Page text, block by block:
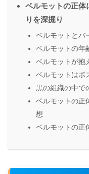
ベルモットの正体
りを深掘り
ベルモットとバ
ベルモットの年
ベルモットが抱
ベルモットはボ
黒の組織の中で
ベルモットの正
想
ベルモットの正